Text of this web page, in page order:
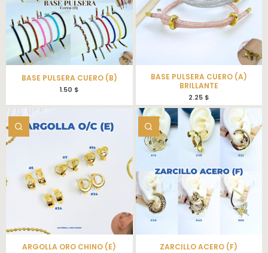
BASE PULSERA CUERO (B)
1.50 $
BASE PULSERA CUERO (A)
BRILLANTE
2.25 $
ARGOLLA ORO CHINO (E) ZARCILLO ACERO (F)